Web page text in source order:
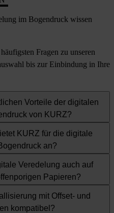
im Bogendruck wissen
Fragen zu unseren
bis zur Einbindung in Ihre
Vorteile der digitalen
von KURZ?
KURZ für die digitale
an?
Veredelung auch auf
Papieren?
mit Offset- und
kompatibel?